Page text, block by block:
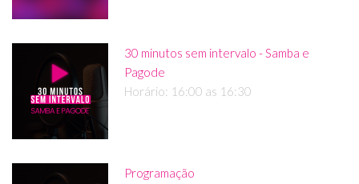
30 minutos sem intervalo - Samba e
Pagode
Horário: 16:00 as 16:30
Programação